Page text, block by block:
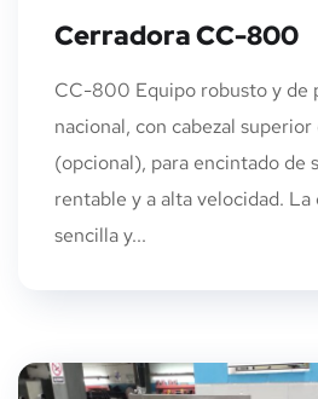
Cerradora CC-800
CC-800 Equipo robusto y de
nacional, con cabezal
(opcional), para encintado de
rentable y a alta velocidad. La
sencilla y...